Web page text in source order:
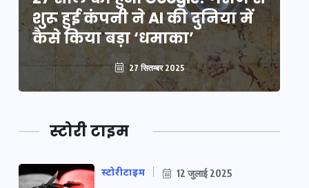
शुरू हुई कंपनी ने AI की दुनिया में
कैसे किया बड़ा ‘धमाका’
27 सितम्बर 2025
स्टोरी टाइम
स्टोरीटाइम 12 जुलाई 2025